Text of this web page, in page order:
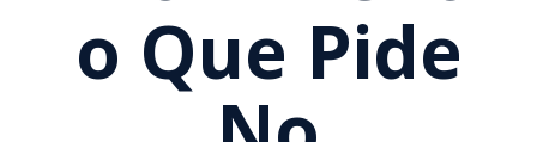
O Que Pide